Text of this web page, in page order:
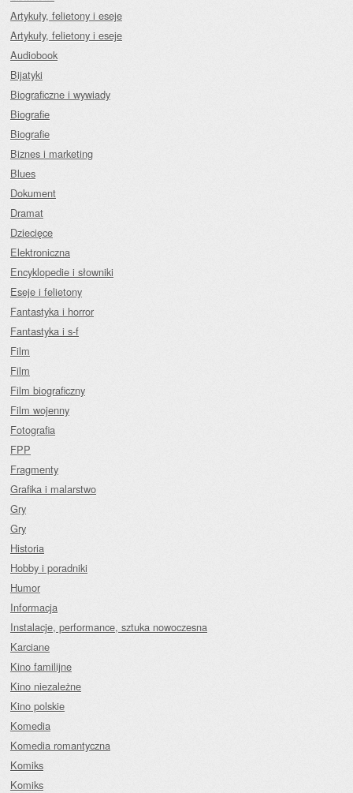
Artykuły, felietony i eseje
Artykuły, felietony i eseje
Audiobook
Bijatyki
Biograficzne i wywiady
Biografie
Biografie
Biznes i marketing
Blues
Dokument
Dramat
Dziecięce
Elektroniczna
Encyklopedie i słowniki
Eseje i felietony
Fantastyka i horror
Fantastyka i s-f
Film
Film
Film biograficzny
Film wojenny
Fotografia
FPP
Fragmenty
Grafika i malarstwo
Gry
Gry
Historia
Hobby i poradniki
Humor
Informacja
Instalacje, performance, sztuka nowoczesna
Karciane
Kino familijne
Kino niezależne
Kino polskie
Komedia
Komedia romantyczna
Komiks
Komiks